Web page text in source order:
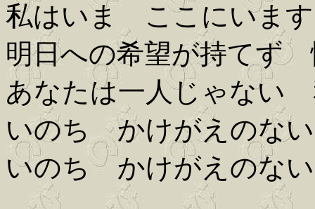
私はいま ここにいます
明日への希望が持てず
あなたは一人じゃない
いのち かけがえのな
いのち かけがえのな